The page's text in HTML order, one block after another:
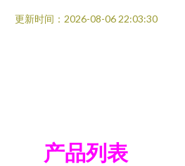
更新时间：2026-08-06 22:03:30
产品列表